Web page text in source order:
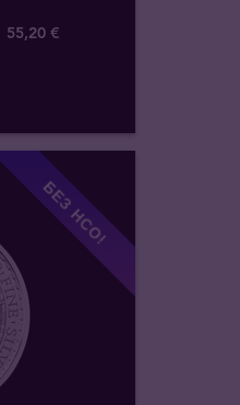
55,20 €
БЕЗ НСО!